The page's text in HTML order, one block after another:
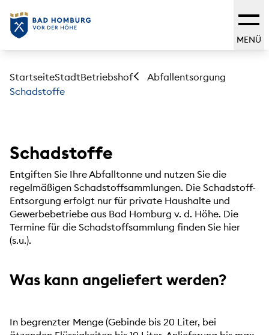
MENÜ
StartseiteStadtBetriebshof
Abfallentsorgung
Schadstoffe
Schadstoffe
Entgiften Sie Ihre Abfalltonne und nutzen Sie die
regelmäßigen Schadstoffsammlungen. Die Schadstoff-
Entsorgung erfolgt nur für private Haushalte und
Gewerbebetriebe aus Bad Homburg v. d. Höhe. Die
Termine für die Schadstoffsammlung finden Sie hier
(s.u.).
Was kann angeliefert werden?
In begrenzter Menge (Gebinde bis 20 Liter, bei